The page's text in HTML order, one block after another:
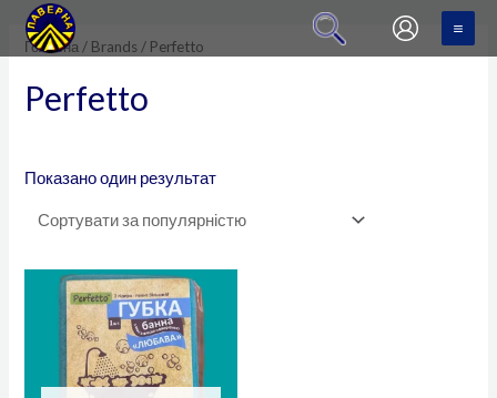
Перейти
Головна / Brands / Perfetto
Perfetto
Показано один результат